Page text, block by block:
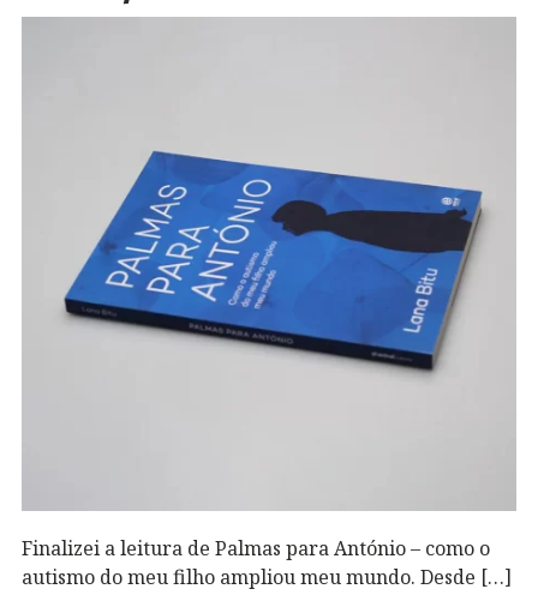
Finalizei a leitura de Palmas para António – como o
autismo do meu filho ampliou meu mundo. Desde […]